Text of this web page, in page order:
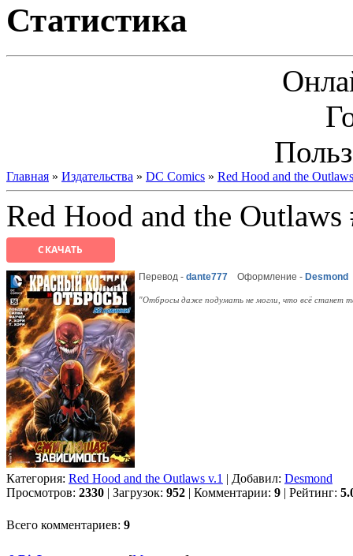
Статистика
Главная » Издательства » DC Comics » Red Hood and the
Red Hood and the Outlaws
СКАЧАТЬ
Перевод - dante777 Оформление - Desmond
"Отбросы даже подумать не могли, что всё станет
Категория: Red Hood and the Outlaws v.1 | Добавил: Desmond
Просмотров: 2330 | Загрузок: 952 | Комментарии: 9 | Рейтинг:
Всего комментариев: 9